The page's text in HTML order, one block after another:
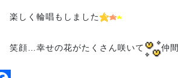
楽しく輪唱もしました
笑顔…幸せの花がたくさん咲いて 仲